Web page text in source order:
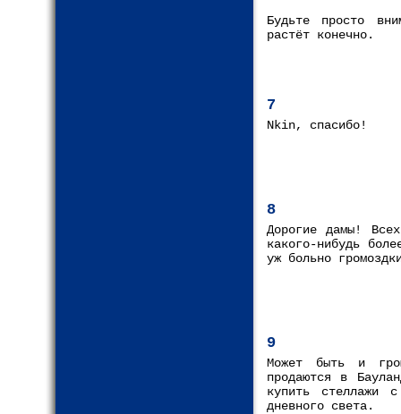
Будьте просто
растёт конечно.
7
Nkin, спасибо!
8
Дорогие дамы!
какого-нибудь
уж больно
9
Может быть и
продаются в
купить стеллажи
дневного света.